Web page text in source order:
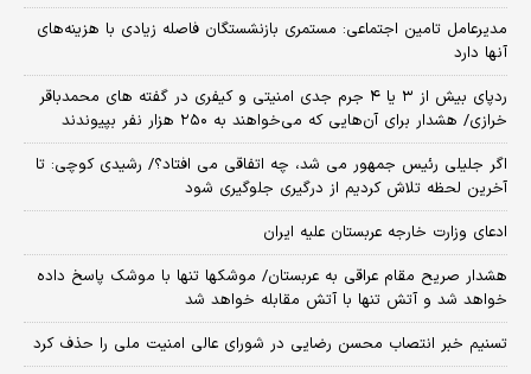
مدیرعامل تامین اجتماعی: مستمری بازنشستگان فاصله زیادی با هزینه‌های
آنها دارد
ردپای بیش از ۳ یا ۴ جرم جدی امنیتی و کیفری در گفته های محمدباقر
خرازی/ هشدار برای آن‌هایی که می‌خواهند به ۲۵۰ هزار نفر بپیوندند
اگر جلیلی رئیس جمهور می شد، چه اتفاقی می افتاد؟/ رشیدی کوچی: تا
آخرین لحظه تلاش کردیم از درگیری جلوگیری شود
ادعای وزارت خارجه عربستان علیه ایران
هشدار صریح مقام عراقی به عربستان/ موشکها تنها با موشک پاسخ داده
خواهد شد و آتش تنها با آتش مقابله خواهد شد
تسنیم خبر انتصاب محسن رضایی در شورای عالی امنیت ملی را حذف کرد